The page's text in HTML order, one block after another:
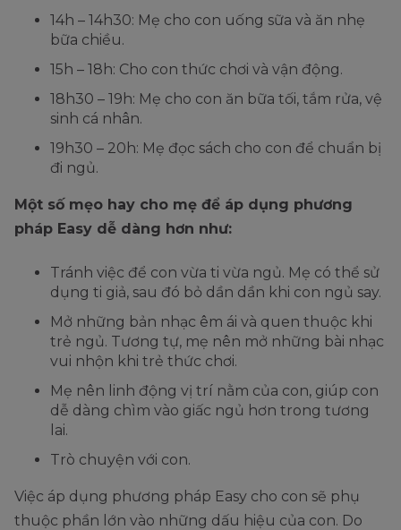
14h – 14h30: Mẹ cho con uống sữa và ăn nhẹ
bữa chiều.
15h – 18h: Cho con thức chơi và vận động.
18h30 – 19h: Mẹ cho con ăn bữa tối, tắm rửa, vệ
sinh cá nhân.
19h30 – 20h: Mẹ đọc sách cho con để chuẩn bị
đi ngủ.
Một số mẹo hay cho mẹ để áp dụng phương
pháp Easy dễ dàng hơn như:
Tránh việc để con vừa ti vừa ngủ. Mẹ có thể sử
dụng ti giả, sau đó bỏ dần dần khi con ngủ say.
Mở những bản nhạc êm ái và quen thuộc khi
trẻ ngủ. Tương tự, mẹ nên mở những bài nhạc
vui nhộn khi trẻ thức chơi.
Mẹ nên linh động vị trí nằm của con, giúp con
dễ dàng chìm vào giấc ngủ hơn trong tương
lai.
Trò chuyện với con.
Việc áp dụng phương pháp Easy cho con sẽ phụ
thuộc phần lớn vào những dấu hiệu của con. Do